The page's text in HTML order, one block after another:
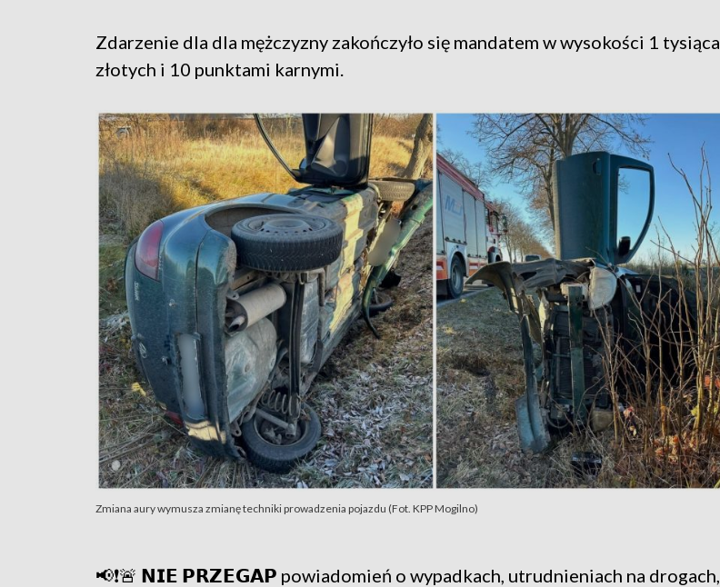
Zdarzenie dla dla mężczyzny zakończyło się mandatem w wysokości 1 tysiąca
złotych i 10 punktami karnymi.
Zmiana aury wymusza zmianę techniki prowadzenia pojazdu (Fot. KPP Mogilno)
📢❗🚨 𝗡𝗜𝗘 𝗣𝗥𝗭𝗘𝗚𝗔𝗣 powiadomień o wypadkach, utrudnieniach na drogach,